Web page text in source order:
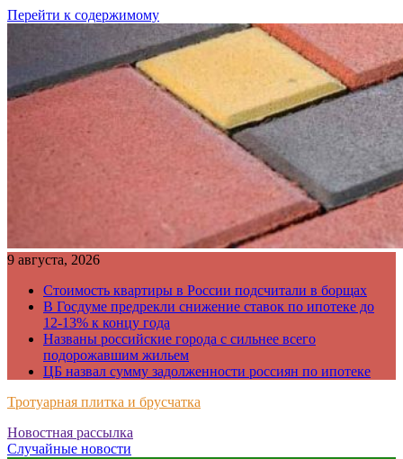
Перейти к содержимому
9 августа, 2026
Стоимость квартиры в России подсчитали в борщах
В Госдуме предрекли снижение ставок по ипотеке до
12-13% к концу года
Названы российские города с сильнее всего
подорожавшим жильем
ЦБ назвал сумму задолженности россиян по ипотеке
Тротуарная плитка и брусчатка
Just another WordPress site
Новостная рассылка
Случайные новости